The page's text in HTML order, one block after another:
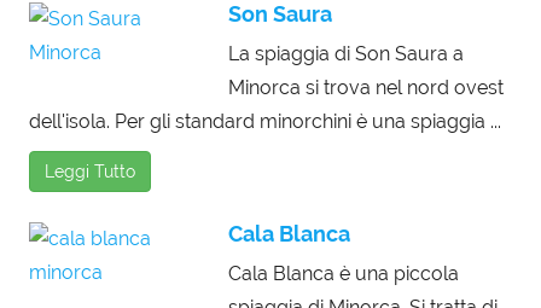
Son Saura
La spiaggia di Son Saura a
Minorca si trova nel nord ovest
dell'isola. Per gli standard minorchini è una spiaggia ...
Leggi Tutto
Cala Blanca
Cala Blanca è una piccola